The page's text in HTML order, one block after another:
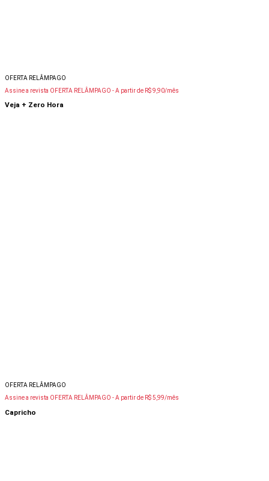
OFERTA RELÂMPAGO
Assine a revista OFERTA RELÂMPAGO -A partir de R$ 9,90/mês
Veja + Zero Hora
OFERTA RELÂMPAGO
Assine a revista OFERTA RELÂMPAGO -A partir de R$ 5,99/mês
Capricho